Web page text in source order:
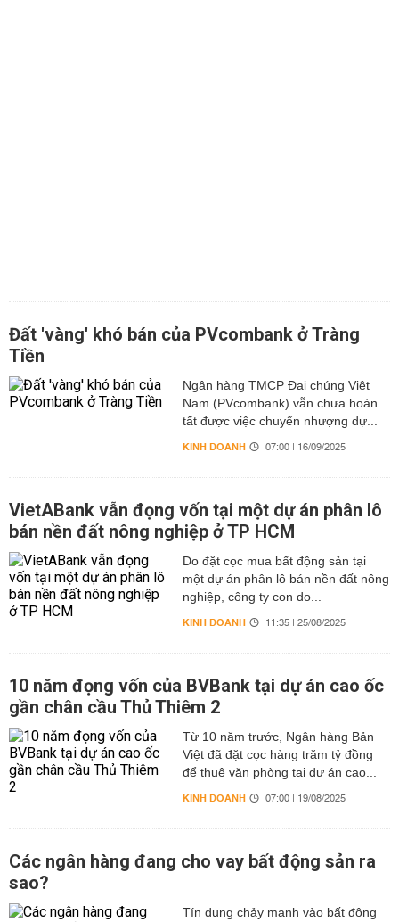
Đất 'vàng' khó bán của PVcombank ở Tràng
Tiền
Ngân hàng TMCP Đại chúng Việt
Nam (PVcombank) vẫn chưa hoàn
tất được việc chuyển nhượng dự...
KINH DOANH 07:00 | 16/09/2025
VietABank vẫn đọng vốn tại một dự án phân lô
bán nền đất nông nghiệp ở TP HCM
Do đặt cọc mua bất động sản tại
một dự án phân lô bán nền đất nông
nghiệp, công ty con do...
KINH DOANH 11:35 | 25/08/2025
10 năm đọng vốn của BVBank tại dự án cao ốc
gần chân cầu Thủ Thiêm 2
Từ 10 năm trước, Ngân hàng Bản
Việt đã đặt cọc hàng trăm tỷ đồng
để thuê văn phòng tại dự án cao...
KINH DOANH 07:00 | 19/08/2025
Các ngân hàng đang cho vay bất động sản ra
sao?
Tín dụng chảy mạnh vào bất động